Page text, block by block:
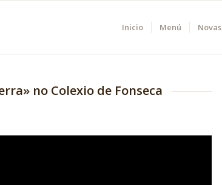
Inicio Menú Novas
no Colexio de Fonseca